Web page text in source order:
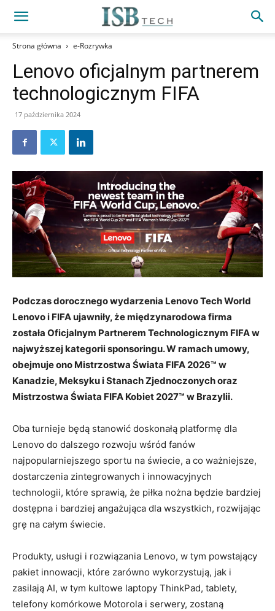
Strona główna e-Rozrywka
Lenovo oficjalnym partnerem
technologicznym FIFA
17 października 2024
Podczas dorocznego wydarzenia Lenovo Tech World
Lenovo i FIFA ujawniły, że międzynarodowa firma
została Oficjalnym Partnerem Technologicznym FIFA w
najwyższej kategorii sponsoringu. W ramach umowy,
obejmuje ono Mistrzostwa Świata FIFA 2026™ w
Kanadzie, Meksyku i Stanach Zjednoczonych oraz
Mistrzostwa Świata FIFA Kobiet 2027™ w Brazylii.
Oba turnieje będą stanowić doskonałą platformę dla
Lenovo do dalszego rozwoju wśród fanów
najpopularniejszego sportu na świecie, a co ważniejsze,
dostarczenia zintegrowanych i innowacyjnych
technologii, które sprawią, że piłka nożna będzie bardziej
dostępna i bardziej angażująca dla wszystkich, rozwijając
grę na całym świecie.
Produkty, usługi i rozwiązania Lenovo, w tym powstający
pakiet innowacji, które zarówno wykorzystują, jak i
zasilają AI, w tym kultowe laptopy ThinkPad, tablety,
telefony komórkowe Motorola i serwery, zostaną